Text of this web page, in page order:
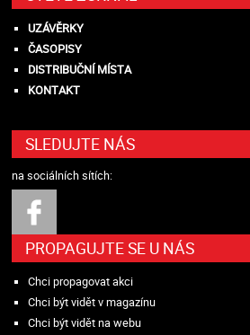
UZÁVĚRKY
ČASOPISY
DISTRIBUČNÍ MÍSTA
KONTAKT
SLEDUJTE NÁS
na sociálních sítích:
PROPAGUJTE SE U NÁS
Chci propagovat akci
Chci být vidět v magazínu
Chci být vidět na webu